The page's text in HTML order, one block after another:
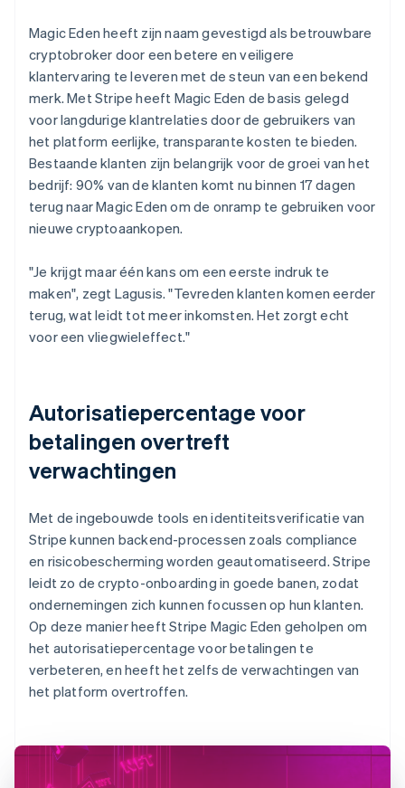
Magic Eden heeft zijn naam gevestigd als betrouwbare
cryptobroker door een betere en veiligere
klantervaring te leveren met de steun van een bekend
merk. Met Stripe heeft Magic Eden de basis gelegd
voor langdurige klantrelaties door de gebruikers van
het platform eerlijke, transparante kosten te bieden.
Bestaande klanten zijn belangrijk voor de groei van het
bedrijf: 90% van de klanten komt nu binnen 17 dagen
terug naar Magic Eden om de onramp te gebruiken voor
nieuwe cryptoaankopen.
"Je krijgt maar één kans om een eerste indruk te
maken", zegt Lagusis. "Tevreden klanten komen eerder
terug, wat leidt tot meer inkomsten. Het zorgt echt
voor een vliegwieleffect."
Autorisatiepercentage voor
betalingen overtreft
verwachtingen
Met de ingebouwde tools en identiteitsverificatie van
Stripe kunnen backend-processen zoals compliance
en risicobescherming worden geautomatiseerd. Stripe
leidt zo de crypto-onboarding in goede banen, zodat
ondernemingen zich kunnen focussen op hun klanten.
Op deze manier heeft Stripe Magic Eden geholpen om
het autorisatiepercentage voor betalingen te
verbeteren, en heeft het zelfs de verwachtingen van
het platform overtroffen.